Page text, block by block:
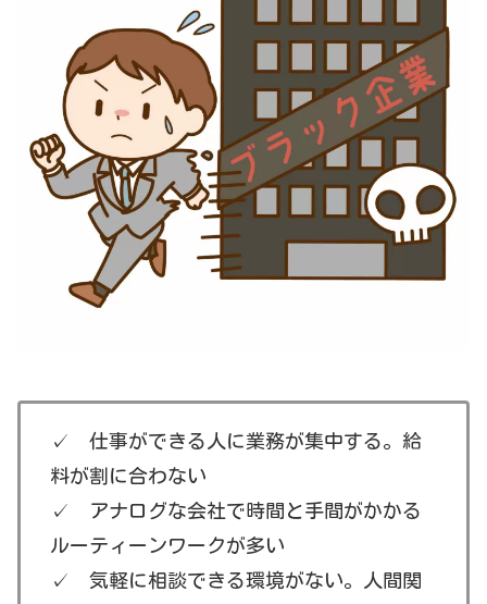
✓ 仕事ができる人に業務が集中する。給
料が割に合わない
✓ アナログな会社で時間と手間がかかる
ルーティーンワークが多い
✓ 気軽に相談できる環境がない。人間関